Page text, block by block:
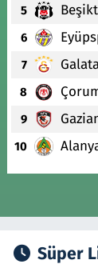
5
6
7
8
9
10
Süper